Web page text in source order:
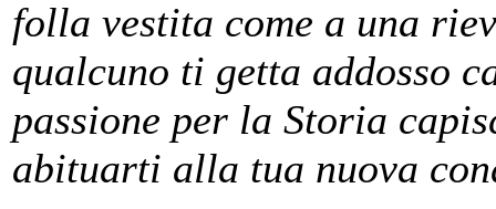
folla vestita come a una
qualcuno ti getta addosso
passione per la Storia
abituarti alla tua nuova